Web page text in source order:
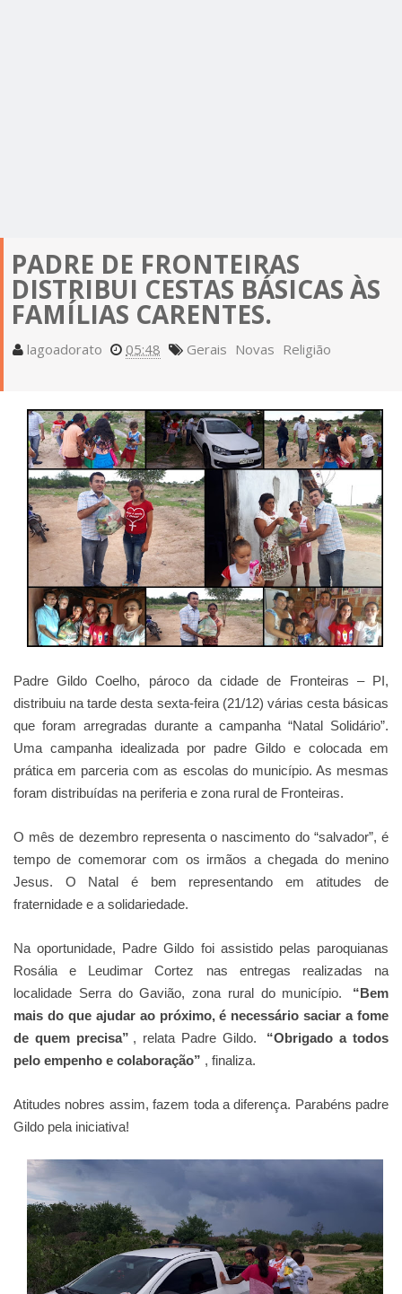
PADRE DE FRONTEIRAS
DISTRIBUI CESTAS BÁSICAS ÀS
FAMÍLIAS CARENTES.
lagoadorato 05:48 Gerais Novas Religião
Padre Gildo Coelho, pároco da cidade de Fronteiras – PI,
distribuiu na tarde desta sexta-feira (21/12) várias cesta básicas
que foram arregradas durante a campanha “Natal Solidário”.
Uma campanha idealizada por padre Gildo e colocada em
prática em parceria com as escolas do município. As mesmas
foram distribuídas na periferia e zona rural de Fronteiras.
O mês de dezembro representa o nascimento do “salvador”, é
tempo de comemorar com os irmãos a chegada do menino
Jesus. O Natal é bem representando em atitudes de
fraternidade e a solidariedade.
Na oportunidade, Padre Gildo foi assistido pelas paroquianas
Rosália e Leudimar Cortez nas entregas realizadas na
localidade Serra do Gavião, zona rural do município.
“Bem
mais do que ajudar ao próximo, é necessário saciar a fome
de quem precisa” , relata Padre Gildo.
“Obrigado a todos
pelo empenho e colaboração” , finaliza.
Atitudes nobres assim, fazem toda a diferença. Parabéns padre
Gildo pela iniciativa!